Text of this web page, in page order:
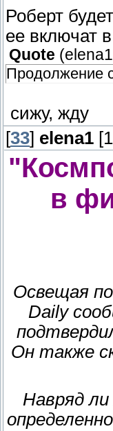
Роберт
ее включат
Quote (elena1
Продолжение
сижу, жду
[33] elena1
в
Освещая
Daily
Он также
Навряд